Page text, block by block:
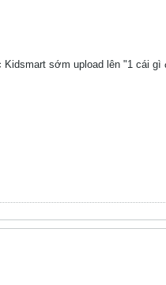
sớm upload lên "1 cái gì